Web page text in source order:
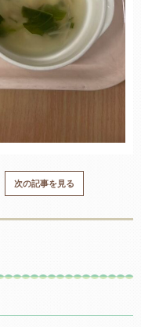
次の記事を見る